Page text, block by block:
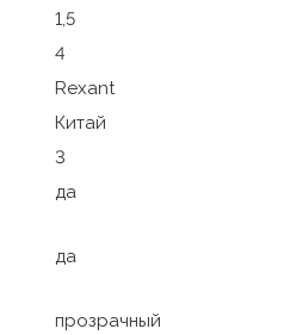
1,5
4
Rexant
Китай
3
да
да
прозрачный